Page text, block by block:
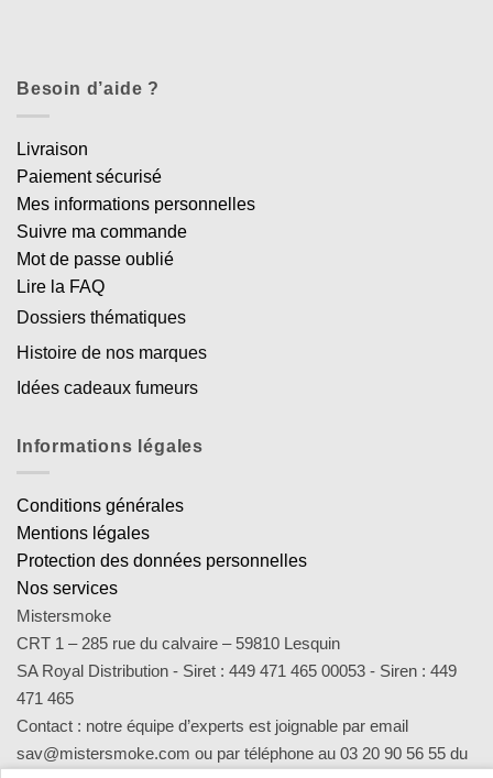
Besoin d’aide ?
Livraison
Paiement sécurisé
Mes informations personnelles
Suivre ma commande
Mot de passe oublié
Lire la FAQ
Dossiers thématiques
Histoire de nos marques
Idées cadeaux fumeurs
Informations légales
Conditions générales
Mentions légales
Protection des données personnelles
Nos services
Mistersmoke
CRT 1 – 285 rue du calvaire – 59810 Lesquin
SA Royal Distribution - Siret : 449 471 465 00053 - Siren : 449
471 465
Contact : notre équipe d’experts est joignable par email
sav@mistersmoke.com ou par téléphone au 03 20 90 56 55 du